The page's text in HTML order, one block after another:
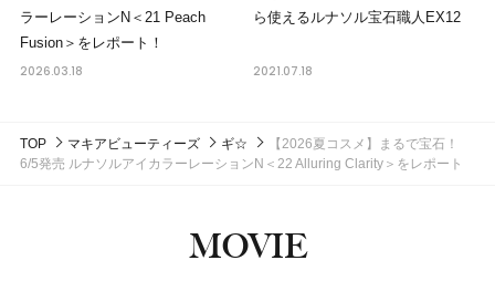
ラーレーションN＜21 Peach
Fusion＞をレポート！
2026.03.18
ら使えるルナソル宝石職人EX12
2021.07.18
TOP マキアビューティーズ ギ☆
【2026夏コスメ】まるで宝石！
6/5発売 ルナソルアイカラーレーションN＜22 Alluring Clarity＞をレポート
MOVIE